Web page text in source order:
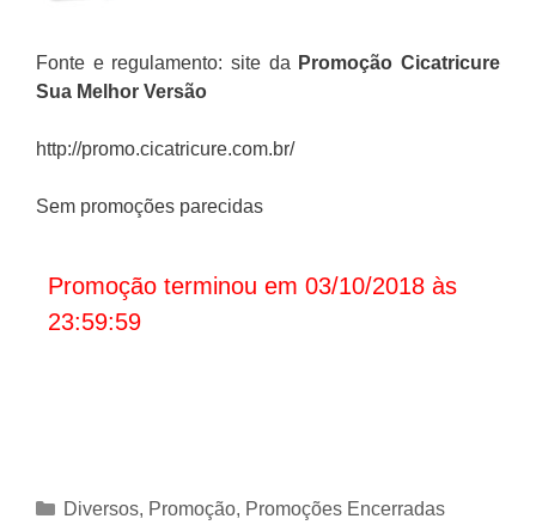
Fonte e regulamento: site da Promoção Cicatricure
Sua Melhor Versão
http://promo.cicatricure.com.br/
Sem promoções parecidas
Promoção terminou em 03/10/2018 às
23:59:59
Categorias
Diversos, Promoção, Promoções Encerradas